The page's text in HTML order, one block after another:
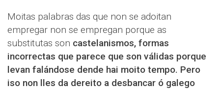
Moitas palabras das que non se adoitan
empregar non se empregan porque as
substitutas son castelanismos, formas
incorrectas que parece que son válidas porque
levan falándose dende hai moito tempo. Pero
iso non lles da dereito a desbancar ó galego